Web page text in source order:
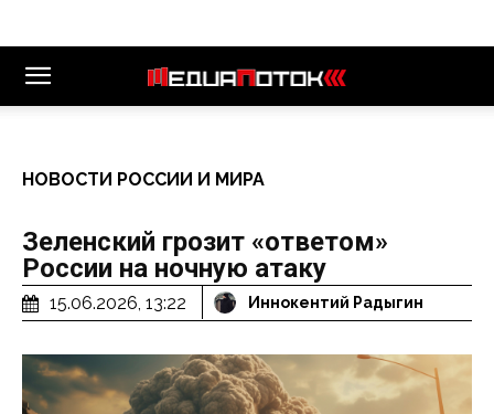
НОВОСТИ РОССИИ И МИРА
Зеленский грозит «ответом»
России на ночную атаку
15.06.2026, 13:22 Иннокентий Радыгин